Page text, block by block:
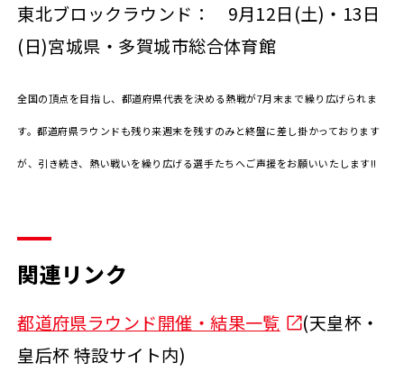
東北ブロックラウンド： 9月12日(土)・13日
(日)宮城県・多賀城市総合体育館
全国の頂点を目指し、都道府県代表を決める熱戦が7月末まで繰り広げられま
す。都道府県ラウンドも残り来週末を残すのみと終盤に差し掛かっております
が、引き続き、熱い戦いを繰り広げる選手たちへご声援をお願いいたします!!
関連リンク
都道府県ラウンド開催・結果一覧
(天皇杯・
皇后杯 特設サイト内)